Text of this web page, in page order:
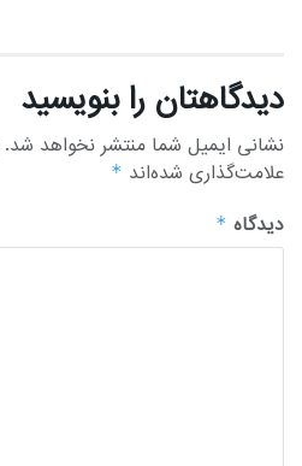
دیدگاهتان را بنویسید
نشانی ایمیل شما منتشر نخواهد شد.
علامت‌گذاری شده‌اند *
دیدگاه *